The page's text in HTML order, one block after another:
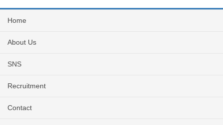
Home
About Us
SNS
Recruitment
Contact